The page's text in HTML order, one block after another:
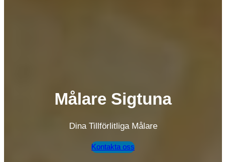
Målare Sigtuna
Dina Tillförlitliga Målare
Kontakta oss